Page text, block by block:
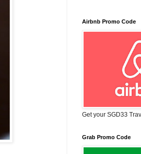
Airbnb Promo Code
Get your SGD33
Grab Promo Code